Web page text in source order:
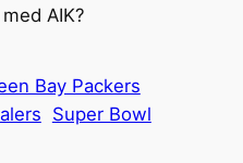
AIK?
Bay Packers
Super Bowl